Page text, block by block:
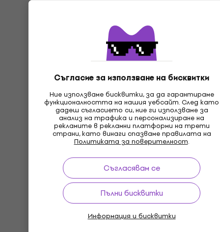
Съгласие за използване на бисквитки
Ние използваме бисквитки, за да гарантираме
функционалността на нашия уебсайт. След като
дадеш съгласието си, ние ги използваме за
анализ на трафика и персонализиране на
рекламите в рекламни платформи на трети
страни, като винаги спазваме правилата на
Политиката за поверителност.
Съгласявам се
Пълни бисквитки
Информация и бисквитки